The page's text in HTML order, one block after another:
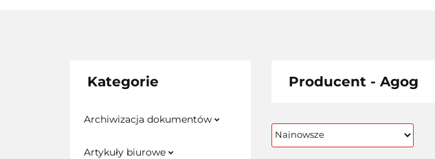
Kategorie
Archiwizacja dokumentów
Artykuły biurowe
Producent - Agog